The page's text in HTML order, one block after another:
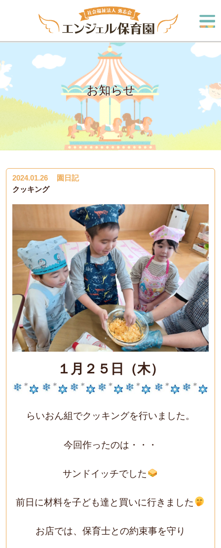
お知らせ
2024.01.26
園日記
クッキング
１月２５日（木）
らいおん組でクッキングを行いました。
今回作ったのは・・・
サンドイッチでした
前日に材料を子ども達と買いに行きました
お店では、保育士との約束事を守り